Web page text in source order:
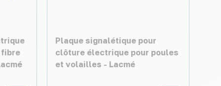
Plaque signalétique pour
clôture électrique pour poules
et volailles - Lacmé